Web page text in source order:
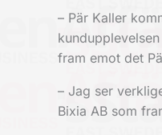
– Pär Kaller
fram emot det
– Jag ser
Bixia AB som